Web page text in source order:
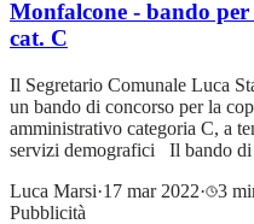
Monfalcone - bando
cat. C
Il Segretario Comunale Luca
un bando di concorso per la
amministrativo categoria C, a
servizi demografici Il bando di
Luca Marsi·17 mar 2022·
3
Pubblicità